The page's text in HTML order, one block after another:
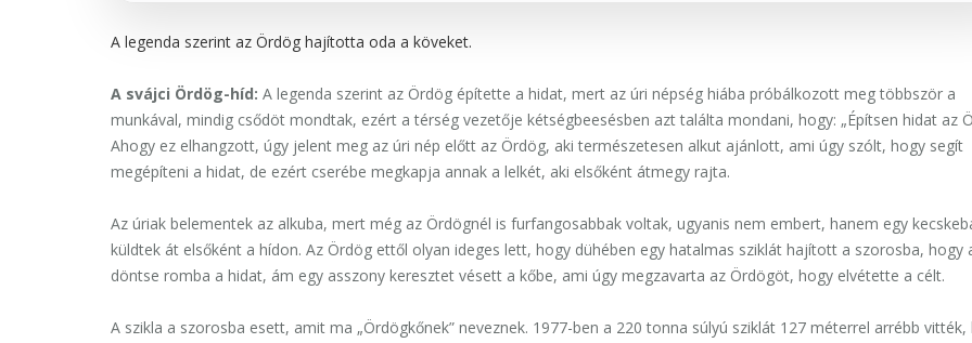
A legenda szerint az Ördög hajította oda a köveket.
A svájci Ördög-híd: A legenda szerint az Ördög építette a hidat, mert az úri népség hiába próbálkozott meg többször a
munkával, mindig csődöt mondtak, ezért a térség vezetője kétségbeesésben azt találta mondani, hogy: „Építsen hidat az
Ahogy ez elhangzott, úgy jelent meg az úri nép előtt az Ördög, aki természetesen alkut ajánlott, ami úgy szólt, hogy segít
megépíteni a hidat, de ezért cserébe megkapja annak a lelkét, aki elsőként átmegy rajta.
Az úriak belementek az alkuba, mert még az Ördögnél is furfangosabbak voltak, ugyanis nem embert, hanem egy
küldtek át elsőként a hídon. Az Ördög ettől olyan ideges lett, hogy dühében egy hatalmas sziklát hajított a szorosba, hogy
döntse romba a hidat, ám egy asszony keresztet vésett a kőbe, ami úgy megzavarta az Ördögöt, hogy elvétette a célt.
A szikla a szorosba esett, amit ma „Ördögkőnek” neveznek. 1977-ben a 220 tonna súlyú sziklát 127 méterrel arrébb vitték,